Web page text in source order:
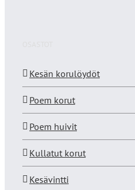
Kesän korulöydöt
Poem korut
Poem huivit
Kullatut korut
Kesävintti